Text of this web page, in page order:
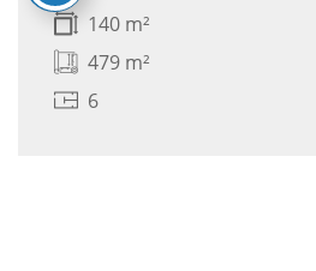
140 m²
479 m²
6